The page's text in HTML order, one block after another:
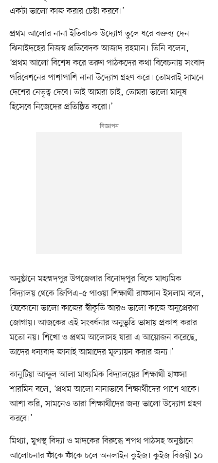
একটা ভালো কাজ করার চেষ্টা করবে।’
প্রথম আলোর নানা ইতিবাচক উদ্যোগ তুলে ধরে বক্তব্য দেন
ঝিনাইদহের নিজস্ব প্রতিবেদক আজাদ রহমান। তিনি বলেন,
‘প্রথম আলো বিশেষ করে তরুণ পাঠকদের কথা বিবেচনায় সংবাদ
পরিবেশনের পাশাপাশি নানা উদ্যোগ গ্রহণ করে। তোমরাই সামনে
দেশের নেতৃত্ব দেবে। তাই আমরা চাই, তোমরা ভালো মানুষ
হিসেবে নিজেদের প্রতিষ্ঠিত করো।’
অনুষ্ঠানে মহম্মদপুর উপজেলার বিনোদপুর বিকে মাধ্যমিক
বিদ্যালয় থেকে জিপিএ–৫ পাওয়া শিক্ষার্থী রাফসান ইসলাম বলে,
‘যেকোনো ভালো কাজের স্বীকৃতি আরও ভালো কাজে অনুপ্রেরণা
জোগায়। আজকের এই সংবর্ধনার অনুভূতি ভাষায় প্রকাশ করার
মতো নয়। শিখো ও প্রথম আলোসহ যারা এ আয়োজন করেছে,
তাদের ধন্যবাদ জানাই আমাদের মূল্যায়ন করার জন্য।’
কানুটিয়া আব্দুল আলা মাধ্যমিক বিদ্যালয়ের শিক্ষার্থী হাফসা
শারমিন বলে, ‘প্রথম আলো নানাভাবে শিক্ষার্থীদের পাশে থাকে।
আশা করি, সামনেও তারা শিক্ষার্থীদের জন্য ভালো উদ্যোগ গ্রহণ
করবে।’
মিথ্যা, মুখস্থ বিদ্যা ও মাদকের বিরুদ্ধে শপথ পাঠসহ অনুষ্ঠানে
আলোচনার ফাঁকে ফাঁকে চলে অনলাইন কুইজ। কুইজ বিজয়ী ১০